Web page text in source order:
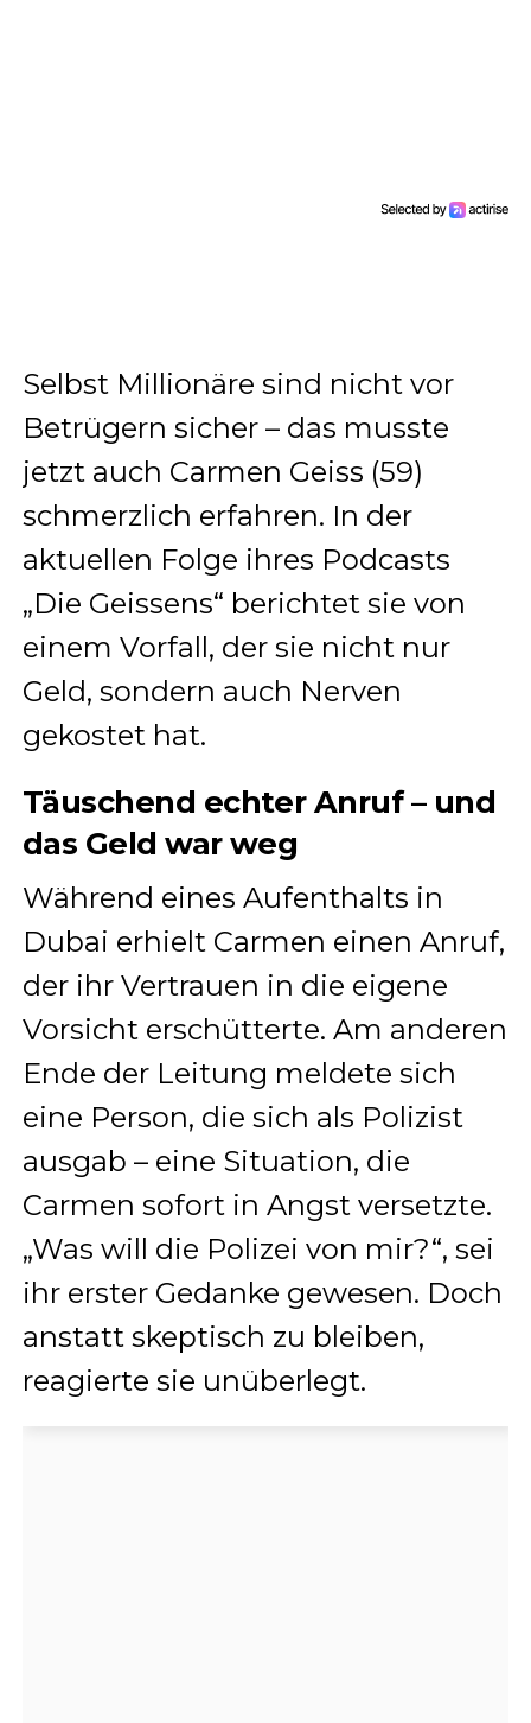
Selbst Millionäre sind nicht vor
Betrügern sicher – das musste
jetzt auch Carmen Geiss (59)
schmerzlich erfahren. In der
aktuellen Folge ihres Podcasts
„Die Geissens“ berichtet sie von
einem Vorfall, der sie nicht nur
Geld, sondern auch Nerven
gekostet hat.
Täuschend echter Anruf – und
das Geld war weg
Während eines Aufenthalts in
Dubai erhielt Carmen einen Anruf,
der ihr Vertrauen in die eigene
Vorsicht erschütterte. Am anderen
Ende der Leitung meldete sich
eine Person, die sich als Polizist
ausgab – eine Situation, die
Carmen sofort in Angst versetzte.
„Was will die Polizei von mir?“, sei
ihr erster Gedanke gewesen. Doch
anstatt skeptisch zu bleiben,
reagierte sie unüberlegt.